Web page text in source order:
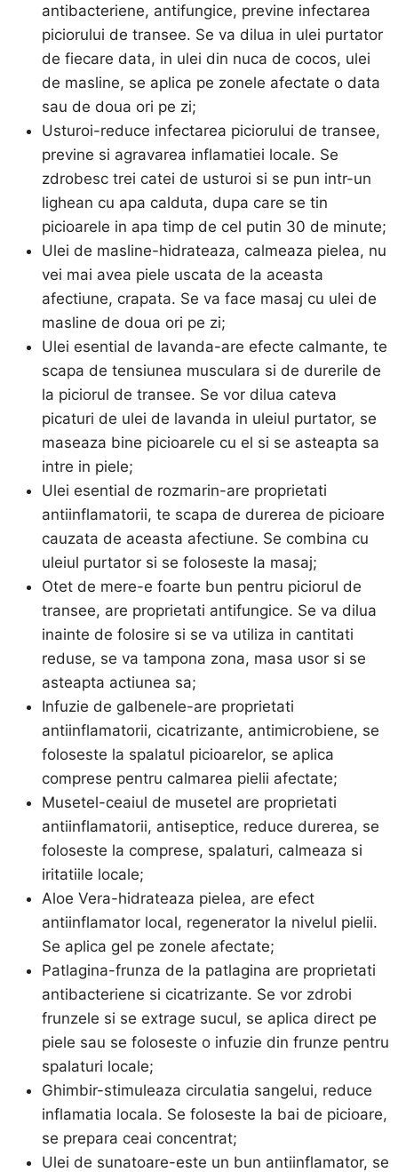
antibacteriene, antifungice, previne infectarea
piciorului de transee. Se va dilua in ulei purtator
de fiecare data, in ulei din nuca de cocos, ulei
de masline, se aplica pe zonele afectate o data
sau de doua ori pe zi;
Usturoi-reduce infectarea piciorului de transee,
previne si agravarea inflamatiei locale. Se
zdrobesc trei catei de usturoi si se pun intr-un
lighean cu apa calduta, dupa care se tin
picioarele in apa timp de cel putin 30 de minute;
Ulei de masline-hidrateaza, calmeaza pielea, nu
vei mai avea piele uscata de la aceasta
afectiune, crapata. Se va face masaj cu ulei de
masline de doua ori pe zi;
Ulei esential de lavanda-are efecte calmante, te
scapa de tensiunea musculara si de durerile de
la piciorul de transee. Se vor dilua cateva
picaturi de ulei de lavanda in uleiul purtator, se
maseaza bine picioarele cu el si se asteapta sa
intre in piele;
Ulei esential de rozmarin-are proprietati
antiinflamatorii, te scapa de durerea de picioare
cauzata de aceasta afectiune. Se combina cu
uleiul purtator si se foloseste la masaj;
Otet de mere-e foarte bun pentru piciorul de
transee, are proprietati antifungice. Se va dilua
inainte de folosire si se va utiliza in cantitati
reduse, se va tampona zona, masa usor si se
asteapta actiunea sa;
Infuzie de galbenele-are proprietati
antiinflamatorii, cicatrizante, antimicrobiene, se
foloseste la spalatul picioarelor, se aplica
comprese pentru calmarea pielii afectate;
Musetel-ceaiul de musetel are proprietati
antiinflamatorii, antiseptice, reduce durerea, se
foloseste la comprese, spalaturi, calmeaza si
iritatiile locale;
Aloe Vera-hidrateaza pielea, are efect
antiinflamator local, regenerator la nivelul pielii.
Se aplica gel pe zonele afectate;
Patlagina-frunza de la patlagina are proprietati
antibacteriene si cicatrizante. Se vor zdrobi
frunzele si se extrage sucul, se aplica direct pe
piele sau se foloseste o infuzie din frunze pentru
spalaturi locale;
Ghimbir-stimuleaza circulatia sangelui, reduce
inflamatia locala. Se foloseste la bai de picioare,
se prepara ceai concentrat;
Ulei de sunatoare-este un bun antiinflamator, se